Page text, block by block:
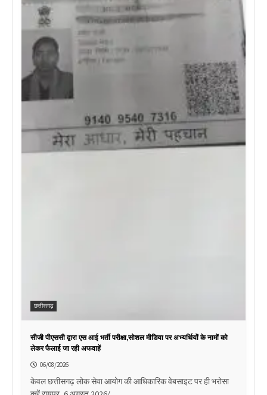
छत्तीसगढ़
सीजी पीएससी द्वारा एस आई भर्ती परीक्षा,सोशल मीडिया पर अभ्यर्थियों के नामों को
लेकर फैलाई जा रही अफवाहें
06/08/2026
केवल छत्तीसगढ़ लोक सेवा आयोग की आधिकारिक वेबसाइट पर ही भरोसा